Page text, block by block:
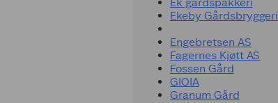
Ekeby Gårdsbryggeri
Engebretsen AS
Fagernes Kjøtt AS
Fossen Gård
GIOIA
Granum Gård